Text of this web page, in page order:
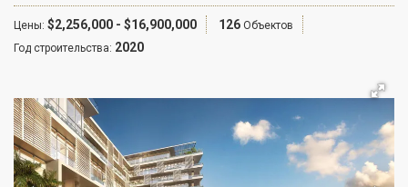
Цены: $2,256,000 - $16,900,000 126 Объектов
Год строительства: 2020